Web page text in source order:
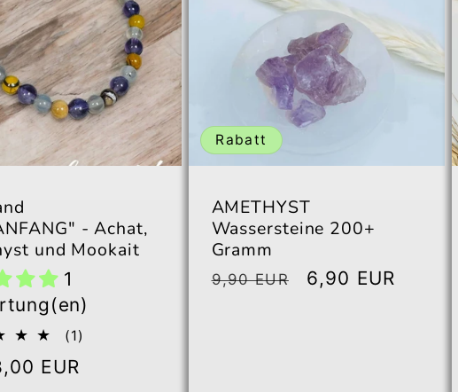
- Achat,
und Mookait
1
(1)
EUR
Rabatt
AMETHYST
Wassersteine 200+
Gramm
Normaler
9,90 EUR Verkaufspreis
6,90 EUR